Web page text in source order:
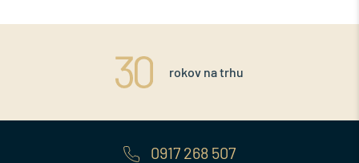
rokov na trhu
0917 268 507